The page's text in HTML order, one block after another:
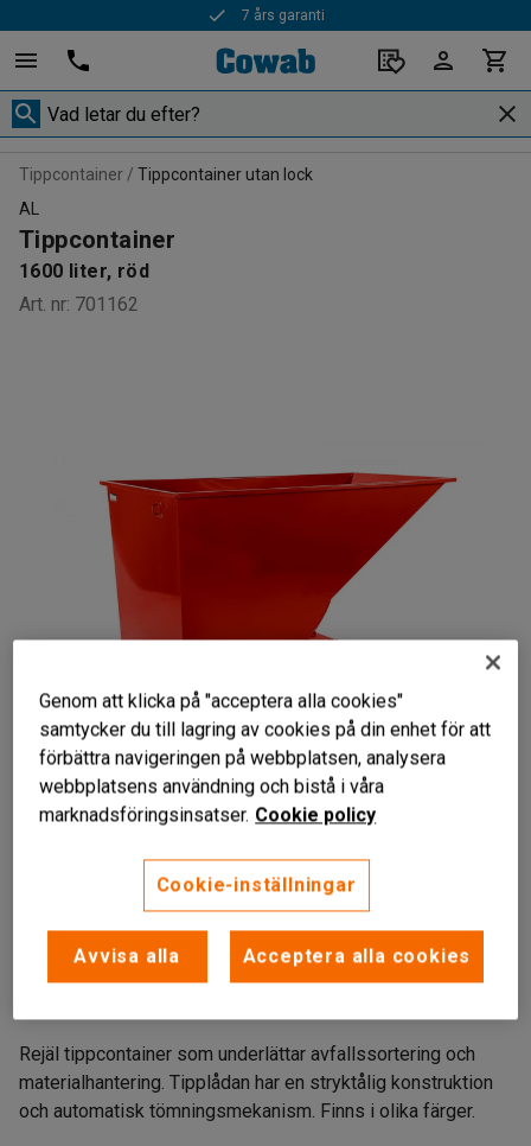
7 års garanti
Snabba leveranser
Tippcontainer
Tippcontainer utan lock
AL
Tippcontainer
1600 liter, röd
Art. nr: 701162
Effektiv avfalls- och materialhantering
Automatisk tömningsmekanism
Rejäl tippcontainer som underlättar avfallssortering och
materialhantering. Tipplådan har en stryktålig konstruktion
och automatisk tömningsmekanism. Finns i olika färger.
Genom att klicka på "acceptera alla cookies"
samtycker du till lagring av cookies på din enhet för att
förbättra navigeringen på webbplatsen, analysera
webbplatsens användning och bistå i våra
marknadsföringsinsatser. Cookie policy
Cookie-inställningar
Avvisa alla Acceptera alla cookies